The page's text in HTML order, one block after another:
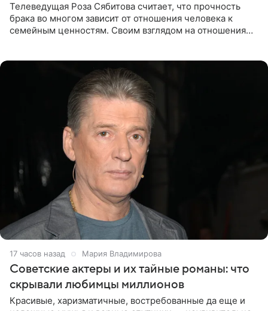
Телеведущая Роза Сябитова считает, что прочность
брака во многом зависит от отношения человека к
семейным ценностям. Своим взглядом на отношения
17 часов назад Мария Владимирова
Советские актеры и их тайные романы: что
скрывали любимцы миллионов
Красивые, харизматичные, востребованные да еще и